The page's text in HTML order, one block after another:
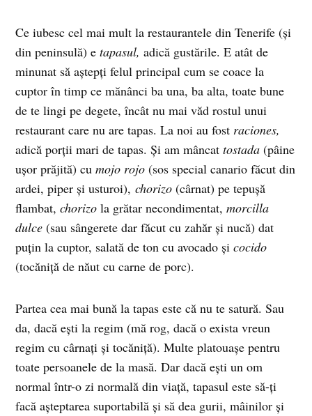
Ce iubesc cel mai mult la restaurantele din Tenerife (şi
din peninsulă) etapasul,adică gustările. E atât de
minunat să aştepţi felul principal cum se coace la
cuptor în timp ce mănânci ba una, ba alta, toate bune
de te lingi pe degete, încât nu mai văd rostul unui
restaurant care nu are tapas. La noi au fost raciones,
adică porţii mari de tapas. Şi am mâncattostada (pâine
uşor prăjită) cumojo rojo (sos special canario făcut din
ardei, piper şi usturoi),chorizo (cârnat) pe tepuşă
flambat,chorizo la grătar necondimentat,morcilla
dulce(sau sângerete dar făcut cu zahăr şi nucă) dat
puţin la cuptor, salată de ton cu avocado şicocido
(tocăniţă de năut cu carne de porc).
Partea cea mai bună la tapas este că nu te satură. Sau
da, dacă eşti la regim (mă rog, dacă o exista vreun
regim cu cârnaţi şi tocăniţă). Multe platouaşe pentru
toate persoanele de la masă. Dar dacă eşti un om
normal într-o zi normală din viaţă, tapasul este să-ţi
facă aşteptarea suportabilă şi să dea gurii, mâinilor şi